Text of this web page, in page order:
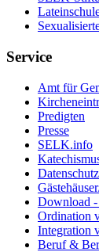
Service
Amt für
Predigten
Presse
SELK.info
Datenschutz
Download
Ordination
Integration
Beruf &